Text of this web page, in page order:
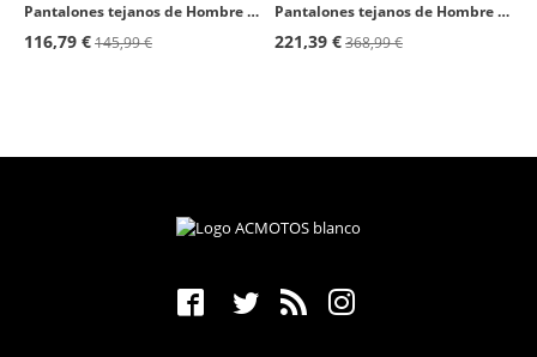
Pantalones tejanos de Hombre By City Tejano III azul tejano
116,79 €145,99 €
Pantalones tejanos de Hombre By City Mixed Adventure marrón
221,39 €368,99 €